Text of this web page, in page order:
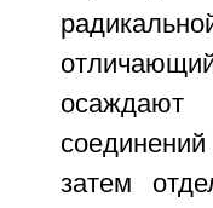
осаждают
затем